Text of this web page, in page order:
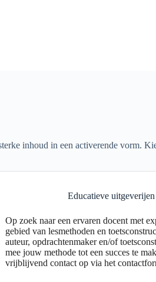
inhoud in een activerende vorm.
Educatieve uitgeverijen
Op zoek naar een ervaren docent met
gebied van lesmethoden en
auteur, opdrachtenmaker en/of
mee jouw methode tot een succes te
vrijblijvend contact op via het